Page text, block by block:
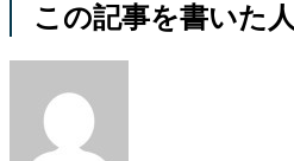
この記事を書いた人